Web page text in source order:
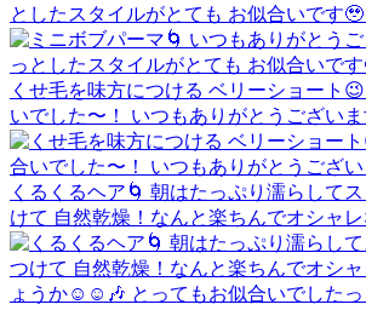
としたスタイルがとても お似合いです
くせ毛を味方につける ベリーショート
いでした〜！ いつもありがとうございま
くるくるヘア🌀 朝はたっぷり濡らして
けて 自然乾燥！なんと楽ちんでオシャ